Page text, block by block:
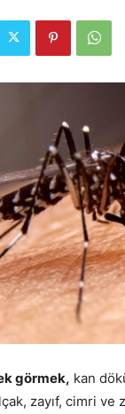
görmek, kan
zayıf, cimri ve